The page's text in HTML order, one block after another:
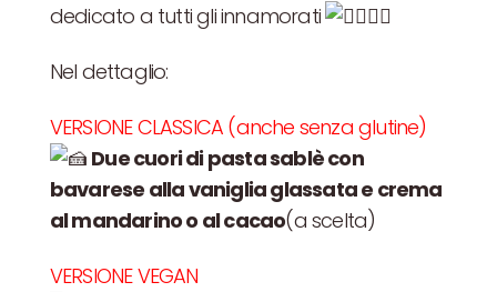
dedicato a tutti gli innamorati
Nel dettaglio:
VERSIONE CLASSICA (anche senza glutine)
Due cuori di pasta sablè con
bavarese alla vaniglia glassata e crema
al mandarino o al cacao(a scelta)
VERSIONE VEGAN